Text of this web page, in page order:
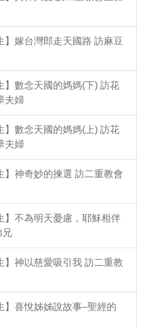
】嫁台灣郎走天國路 訪麻豆
】數念天國的媽媽(下) 訪花
夫婦
】數念天國的媽媽(上) 訪花
夫婦
】神奇妙的揀選 訪二重教會
】不為明天憂慮，耶穌相伴
兄
】神以慈愛吸引我 訪二重教
】喜悅姊姊說故事–聖經的